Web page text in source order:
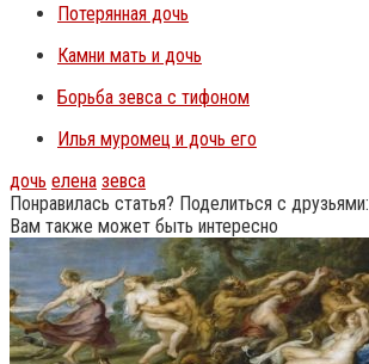
Потерянная дочь
Камни мать и дочь
Борьба зевса с тифоном
Илья муромец и дочь его
дочь елена зевса
Понравилась статья? Поделиться с друзьями:
Вам также может быть интересно